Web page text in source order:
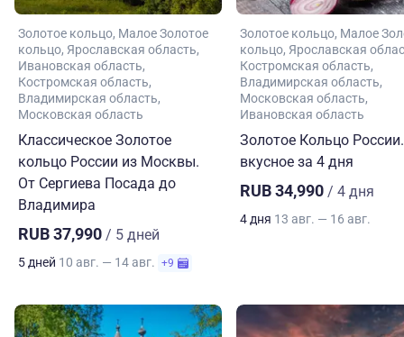
Золотое кольцо Малое Золотое
кольцо Ярославская область
Ивановская область
Костромская область
Владимирская область
Московская область
Классическое Золотое
кольцо России из Москвы.
От Сергиева Посада до
Владимира
RUB 37,990 / 5 дней
5 дней 10 авг. — 14 авг. +9
Золотое кольцо Малое
кольцо Ярославская
Костромская область
Владимирская область
Московская область
Ивановская область
Золотое Кольцо
вкусное за 4 дня
RUB 34,990 / 4 дня
4 дня 13 авг. — 16 авг.